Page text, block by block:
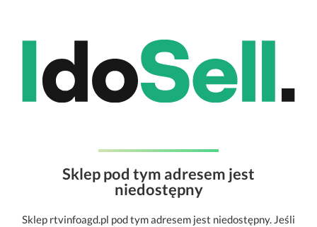
Sklep pod tym adresem jest
niedostępny
Sklep rtvinfoagd.pl pod tym adresem jest niedostępny. Jeśli